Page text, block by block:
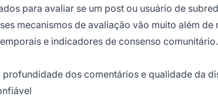
para avaliar se um post ou usuário de
mecanismos de avaliação vão muito além de
e indicadores de consenso
dos comentários e qualidade da